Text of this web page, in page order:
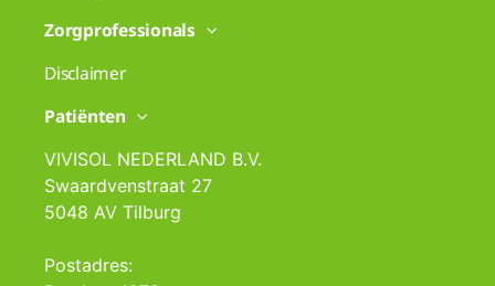
Zorgprofessionals
Disclaimer
Patiënten
VIVISOL NEDERLAND B.V.
Swaardvenstraat 27
5048 AV Tilburg
Postadres: